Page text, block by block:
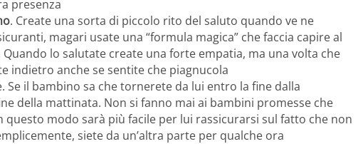
presenza
. Create una sorta di piccolo rito del saluto quando ve ne
magari usate una “formula magica” che faccia capire al
lo salutate create una forte empatia, ma una volta che
indietro anche se sentite che piagnucola
Se il bambino sa che tornerete da lui entro la fine dalla
della mattinata. Non si fanno mai ai bambini promesse che
questo modo sarà più facile per lui rassicurarsi sul fatto che non
siete da un’altra parte per qualche ora